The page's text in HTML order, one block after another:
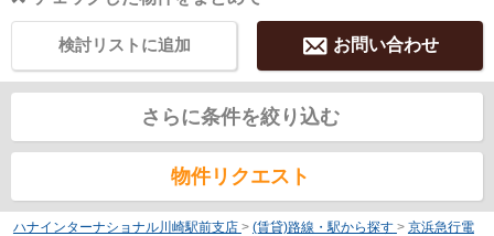
お問い合わせ
検討リストに追加
さらに条件を絞り込む
物件リクエスト
ハナインターナショナル川崎駅前支店 > (賃貸)路線・駅から探す > 京浜急行電